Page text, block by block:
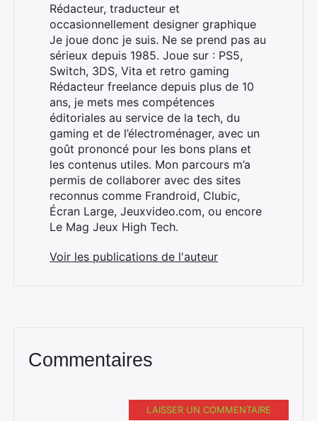
Rédacteur, traducteur et
occasionnellement designer graphique
Je joue donc je suis. Ne se prend pas au
sérieux depuis 1985. Joue sur : PS5,
Switch, 3DS, Vita et retro gaming
Rédacteur freelance depuis plus de 10
ans, je mets mes compétences
éditoriales au service de la tech, du
gaming et de l’électroménager, avec un
goût prononcé pour les bons plans et
les contenus utiles. Mon parcours m’a
permis de collaborer avec des sites
reconnus comme Frandroid, Clubic,
Écran Large, Jeuxvideo.com, ou encore
Le Mag Jeux High Tech.
Voir les publications de l'auteur
Commentaires
LAISSER UN COMMENTAIRE